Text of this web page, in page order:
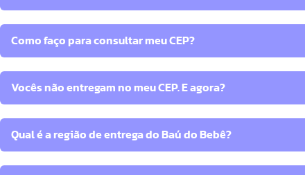
Como faço para consultar meu CEP?
Vocês não entregam no meu CEP. E agora?
Qual é a região de entrega do Baú do Bebê?